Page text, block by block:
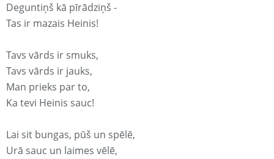
Deguntiņš kā pīrādziņš -
Tas ir mazais Heinis!
Tavs vārds ir smuks,
Tavs vārds ir jauks,
Man prieks par to,
Ka tevi Heinis sauc!
Lai sit bungas, pūš un spēlē,
Urā sauc un laimes vēlē,